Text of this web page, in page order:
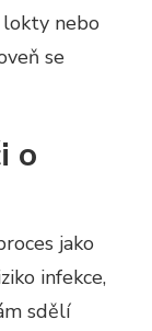
lokty nebo
se
o
jako
infekce,
sdělí